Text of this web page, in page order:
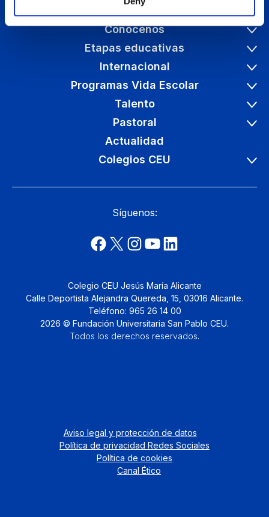
Conócenos
Etapas educativas
Internacional
Programas Vida Escolar
Talento
Pastoral
Actualidad
Colegios CEU
Síguenos:
Colegio CEU Jesús María Alicante
Calle Deportista Alejandra Quereda, 15, 03016 Alicante.
Teléfono: 965 26 14 00
2026 © Fundación Universitaria San Pablo CEU.
Todos los derechos reservados.
Aviso legal y protección de datos
Política de privacidad Redes Sociales
Política de cookies
Canal Ético